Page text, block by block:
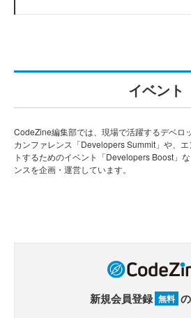
イベント
CodeZine編集部では、現場で活躍するデベロ
カンファレンス「Developers Summit」や、
トするためのイベント「Developers Boost」
ンスを企画・運営しています。
新規会員登録 無料